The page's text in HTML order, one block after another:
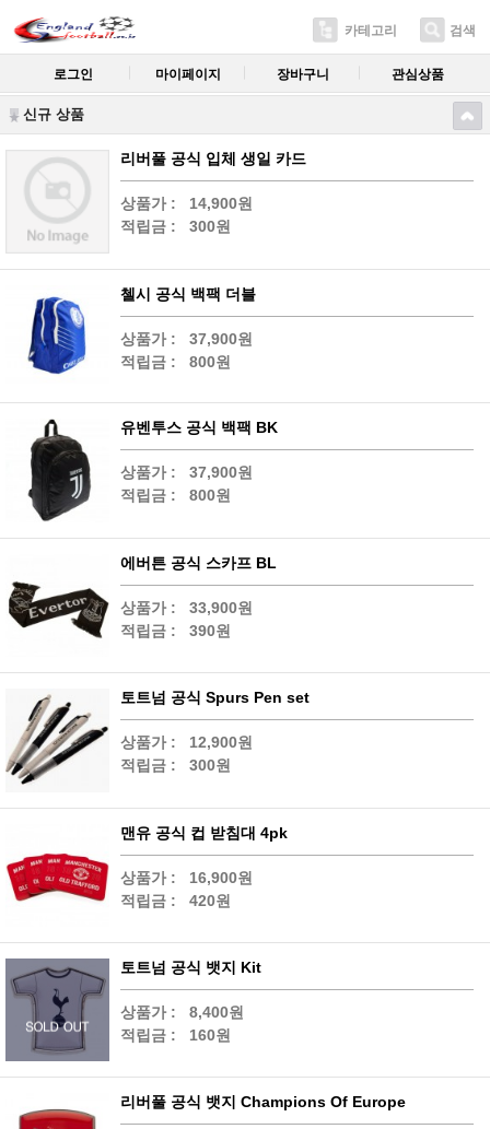
카테고리 검색
로그인 마이페이지 장바구니 관심상품
신규 상품
리버풀 공식 입체 생일 카드
상품가 :
14,900원
적립금 :
300원
첼시 공식 백팩 더블
상품가 :
37,900원
적립금 :
800원
유벤투스 공식 백팩 BK
상품가 :
37,900원
적립금 :
800원
에버튼 공식 스카프 BL
상품가 :
33,900원
적립금 :
390원
토트넘 공식 Spurs Pen set
상품가 :
12,900원
적립금 :
300원
맨유 공식 컵 받침대 4pk
상품가 :
16,900원
적립금 :
420원
토트넘 공식 뱃지 Kit
상품가 :
8,400원
적립금 :
160원
리버풀 공식 뱃지 Champions Of Europe